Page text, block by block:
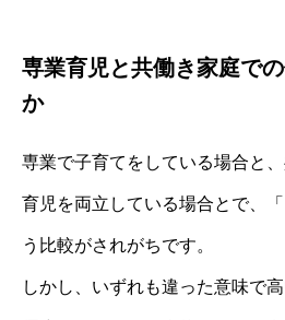
専業育児と共働き家庭で
か
専業で子育てをしている場合と
育児を両立している場合とで、
う比較がされがちです。
しかし、いずれも違った意味で